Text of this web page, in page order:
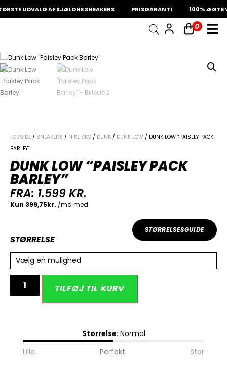
UDVALG AF SJÆLDNE SNEAKERS PRISGARANTI 100% ÆGTE
0
Din kurv er tom.
FORSIDE / SNEAKERS / NIKE SKO / DUNK / DUNK LOW / DUNK LOW “PAISLEY PACK
BARLEY”
DUNK LOW “PAISLEY PACK
BARLEY”
FRA: 1.599KR.
STØRRELSESGUIDE
STØRRELSE
Vælg en mulighed
TILFØJ TIL KURV
Størrelse: Normal
Lille
Perfekt Stor